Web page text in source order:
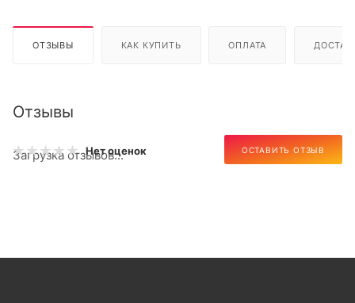
ОТЗЫВЫ КАК КУПИТЬ ОПЛАТА
Отзывы
Нет оценок ОСТАВИТЬ ОТЗЫВ
Загрузка отзывов...